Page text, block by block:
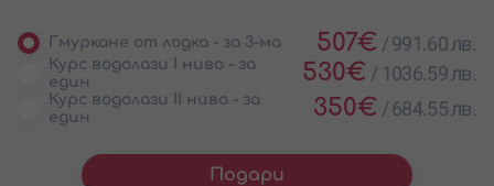
Гмуркане от лодка - за 3-ма 507€ /991.60 лв.
Курс водолази I ниво - за
един
530€ / 1036.59 лв.
Курс водолази II ниво - за
един
350€ /684.55 лв.
Подари